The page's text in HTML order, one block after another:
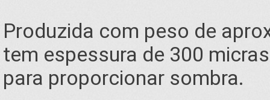
Produzida com peso de
tem espessura de 300
para proporcionar sombra.